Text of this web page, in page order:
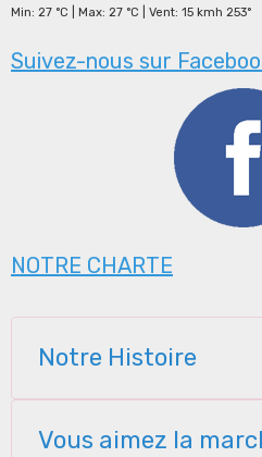
Min: 27 °C | Max: 27 °C | Vent: 15 kmh 253°
Suivez-nous sur
NOTRE CHARTE
Notre Histoire
Vous aimez la